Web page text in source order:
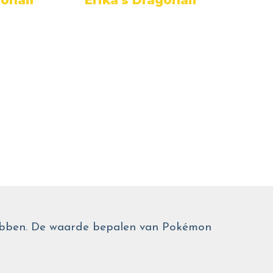
De waarde bepalen van Pokémon